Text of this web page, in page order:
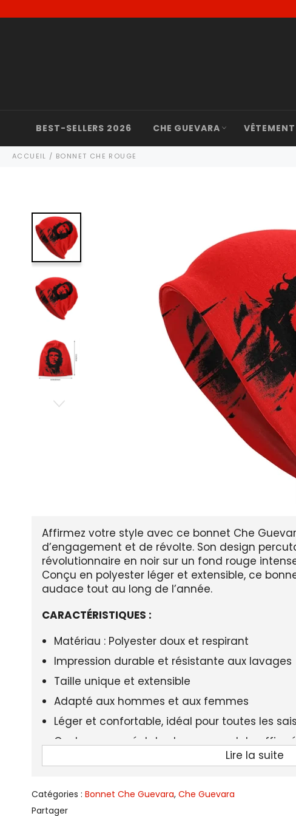
au
BEST-SELLERS 2026 CHE GUEVARA
ACCUEIL / BONNET CHE ROUGE
Affirmez votre style avec ce bonnet Che
d’engagement et de révolte. Son design
révolutionnaire en noir sur un fond rouge
Conçu en polyester léger et extensible, ce
audace tout au long de l’année.
CARACTÉRISTIQUES :
Matériau : Polyester doux et respirant
Impression durable et résistante aux lavages
Taille unique et extensible
Adapté aux hommes et aux femmes
Léger et confortable, idéal pour toutes les
Couleur rouge éclatante pour un style
exclusivement chez Communist Universe. Un
vos convictions avec style !
Lire la suite
Catégories : Bonnet Che Guevara, Che Guevara
Partager